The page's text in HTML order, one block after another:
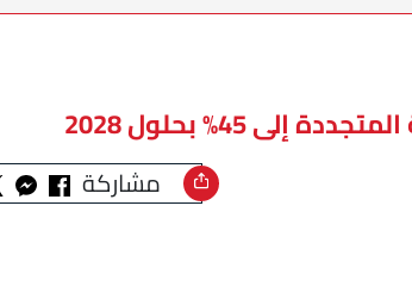
45% بحلول 2028
مشاركة